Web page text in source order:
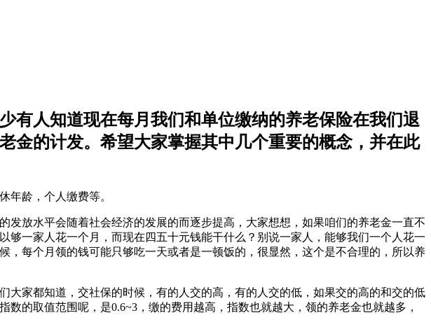
人知道现在每月我们和单位缴纳的养老保险在我们退
金的计发。希望大家掌握其中几个重要的概念，并在此
龄，个人缴费等。
水平会随着社会经济的发展的而逐步提高，大家想想，如果咱们的养老金一直不
一家人花一个月，而现在四五十元钱能干什么？别说一家人，能够我们一个人花一
每个月领的钱可能只够吃一天或者是一顿饭的，很显然，这个是不合理的，所以养
家都知道，交社保的时候，有的人交的高，有的人交的低，如果交的高的和交的低
的取值范围呢，是0.6~3，缴的费用越高，指数也就越大，领的养老金也就越多，